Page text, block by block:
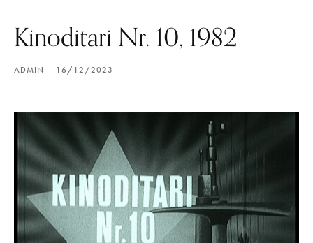
Kinoditari Nr. 10, 1982
ADMIN 16/12/2023